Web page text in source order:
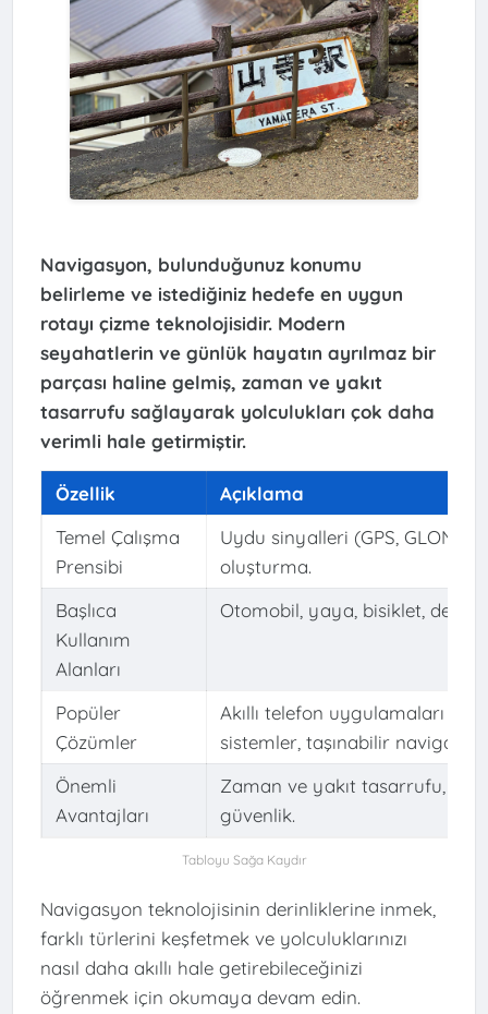
Navigasyon, bulunduğunuz konumu
belirleme ve istediğiniz hedefe en uygun
rotayı çizme teknolojisidir. Modern
seyahatlerin ve günlük hayatın ayrılmaz bir
parçası haline gelmiş, zaman ve yakıt
tasarrufu sağlayarak yolculukları çok daha
verimli hale getirmiştir.
Özellik
Açıklama
Temel Çalışma
Prensibi
Uydu sinyalleri (GPS,
oluşturma.
Başlıca
Kullanım
Alanları
Otomobil, yaya, bisiklet,
Popüler
Çözümler
Akıllı telefon uygulamaları
sistemler, taşınabilir
Önemli
Avantajları
Zaman ve yakıt tasarrufu,
güvenlik.
Navigasyon teknolojisinin derinliklerine inmek,
farklı türlerini keşfetmek ve yolculuklarınızı
nasıl daha akıllı hale getirebileceğinizi
öğrenmek için okumaya devam edin.